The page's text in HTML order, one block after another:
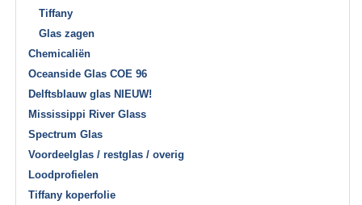
Tiffany
Glas zagen
Chemicaliën
Oceanside Glas COE 96
Delftsblauw glas NIEUW!
Mississippi River Glass
Spectrum Glas
Voordeelglas / restglas / overig
Loodprofielen
Tiffany koperfolie